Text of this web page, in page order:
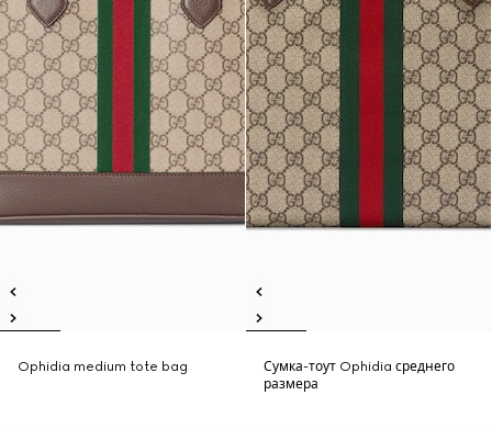
Ophidia medium tote bag
Сумка-тоут Ophidia среднего
размера